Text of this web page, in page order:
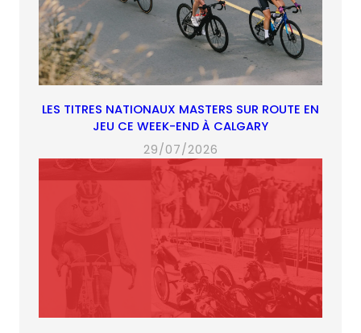
LES TITRES NATIONAUX MASTERS SUR ROUTE EN
JEU CE WEEK-END À CALGARY
29/07/2026